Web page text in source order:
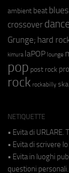
ambient beat blues
crossover
Grunge; hard
kimura laPOP lounge
pop post rock
rock rockabilly ska
NETIQUETTE
• Evita di URLARE.
• Evita di scrivere
• Evita in luoghi
questioni personali.